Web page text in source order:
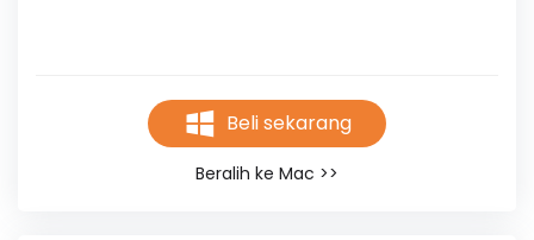
Beli sekarang
Beralih ke Mac >>